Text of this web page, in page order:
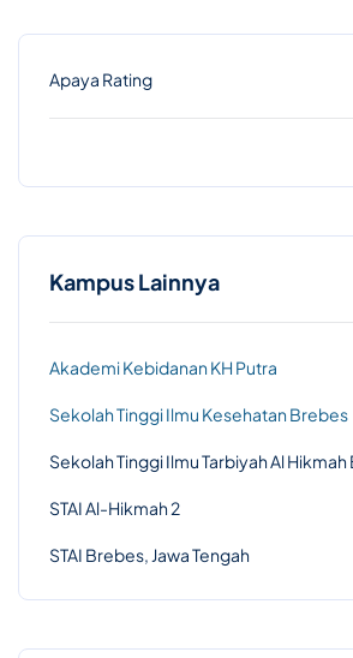
Apaya Rating
Kampus Lainnya
Akademi Kebidanan KH Putra
Sekolah Tinggi Ilmu Kesehatan Brebes
Sekolah Tinggi Ilmu Tarbiyah Al Hikmah
STAI Al-Hikmah 2
STAI Brebes, Jawa Tengah